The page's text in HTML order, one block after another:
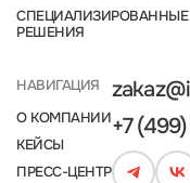
НАВИГАЦИЯ
О КОМПАНИИ
КЕЙСЫ
ПРЕСС-ЦЕНТР
+7
СПЕЦИАЛИЗИРОВАННЫЕ
РЕШЕНИЯ